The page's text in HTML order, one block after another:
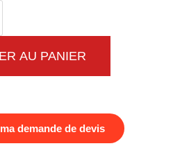
AU PANIER
demande de devis